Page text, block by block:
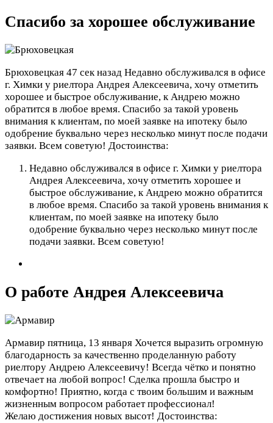
Спасибо за хорошее обслуживание
Брюховецкая 47 сек назад Недавно обслуживался в офисе
г. Химки у риелтора Андрея Алексеевича, хочу отметить
хорошее и быстрое обслуживание, к Андрею можно
обратится в любое время. Спасибо за такой уровень
внимания к клиентам, по моей заявке на ипотеку было
одобрение буквально через несколько минут после подачи
заявки. Всем советую! Достоинства:
Недавно обслуживался в офисе г. Химки у риелтора
Андрея Алексеевича, хочу отметить хорошее и
быстрое обслуживание, к Андрею можно обратится
в любое время. Спасибо за такой уровень внимания к
клиентам, по моей заявке на ипотеку было
одобрение буквально через несколько минут после
подачи заявки. Всем советую!
О работе Андрея Алексеевича
Армавир пятница, 13 января Хочется выразить огромную
благодарность за качественно проделанную работу
риелтору Андрею Алексеевичу! Всегда чётко и понятно
отвечает на любой вопрос! Сделка прошла быстро и
комфортно! Приятно, когда с твоим большим и важным
жизненным вопросом работает профессионал!
Желаю достижения новых высот! Достоинства: